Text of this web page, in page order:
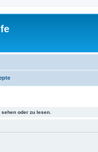
oder zu lesen.